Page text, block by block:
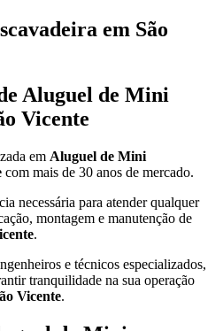
em São
Aluguel de Mini
Vicente
em Aluguel de Mini
com mais de 30 anos de mercado.
necessária para atender qualquer
montagem e manutenção de
.
e técnicos especializados,
tranquilidade na sua operação
Vicente.